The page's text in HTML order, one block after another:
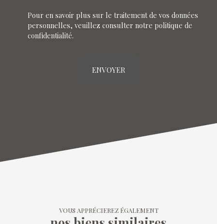
Pour en savoir plus sur le traitement de vos données
personnelles, veuillez consulter notre politique de
confidentialité.
ENVOYER
VOUS APPRÉCIEREZ ÉGALEMENT